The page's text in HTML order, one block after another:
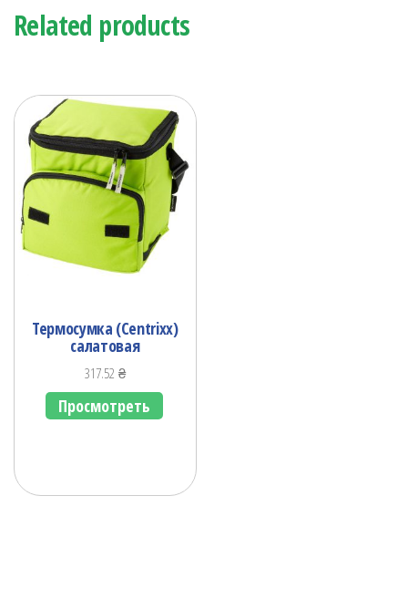
Related products
Термосумка (Centrixx)
салатовая
317.52 ₴
Просмотреть